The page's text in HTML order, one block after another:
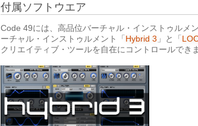
付属ソフトウエア
Code 49には、高品位バーチャル・インストゥルメ
ーチャル・インストゥルメント「 Hybrid 3 」と「
クリエイティブ・ツールを自在にコントロールできま